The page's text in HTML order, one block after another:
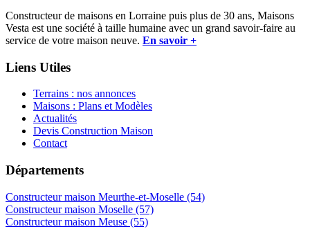
Constructeur de maisons en Lorraine puis plus de 30 ans, Maisons
Vesta est une société à taille humaine avec un grand savoir-faire au
service de votre maison neuve. En savoir +
Liens Utiles
Terrains : nos annonces
Maisons : Plans et Modèles
Actualités
Devis Construction Maison
Contact
Départements
Constructeur maison Meurthe-et-Moselle (54)
Constructeur maison Moselle (57)
Constructeur maison Meuse (55)